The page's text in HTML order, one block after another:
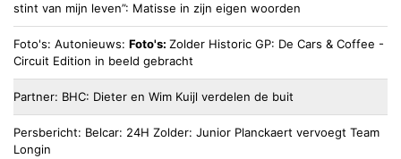
stint van mijn leven”: Matisse in zijn eigen woorden
Foto's Autonieuws Foto's: Zolder Historic GP: De Cars & Coffee -
Circuit Edition in beeld gebracht
Partner BHC Dieter en Wim Kuijl verdelen de buit
Persbericht Belcar 24H Zolder: Junior Planckaert vervoegt Team
Longin